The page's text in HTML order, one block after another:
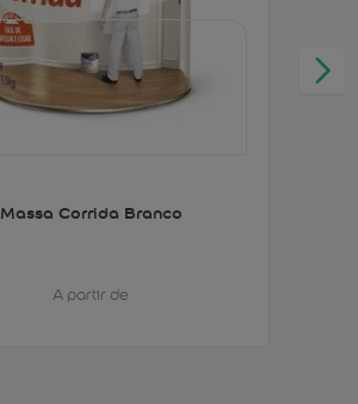
Massa Corrida Branco
A partir de